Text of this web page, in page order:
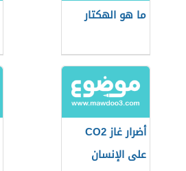
ما هو الهكتار
أضرار غاز CO2
على الإنسان